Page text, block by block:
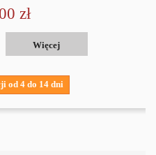
zł
Więcej
od 4 do 14 dni